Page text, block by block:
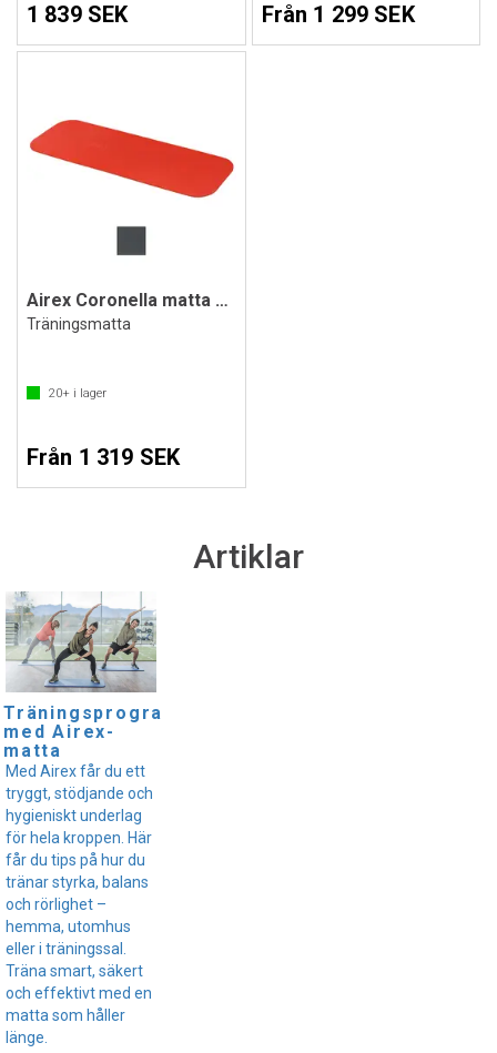
1 839 SEK Från 1 299 SEK
Airex Coronella matta 200x60x1,5 cm
Träningsmatta
20+ i lager
Från 1 319 SEK
Artiklar
Träningsprogram
med Airex-
matta
Med Airex får du ett
tryggt, stödjande och
hygieniskt underlag
för hela kroppen. Här
får du tips på hur du
tränar styrka, balans
och rörlighet –
hemma, utomhus
eller i träningssal.
Träna smart, säkert
och effektivt med en
matta som håller
länge.